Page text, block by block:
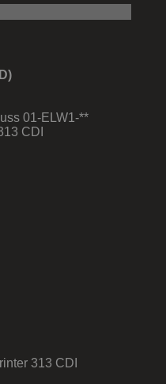
01-ELW1-**
CDI
313 CDI